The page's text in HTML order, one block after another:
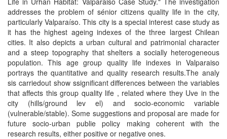
addresses the problem of sénior citizens quality life in the city,
particularly Valparaíso. This city is a special interest case study as
it has the highest ageing indexes of the three largest Chilean
cities. It also depicts a urban cultural and patrimonial character
and a steep topography that shelters a socially heterogeneous
population. This age group quality life indexes in Valparaiso
portrays the quantitative and quality research results.The analy
sis carriedout show ssignificant differences between the variables
that affects this group quality life , related where they Uve in the
city (hills/ground lev el) and socio-economic variable
(vulnerable/stable). Some suggestions and proposal are made for
future socio-urban publie policy making coherent with the
research results, either positive or negative ones.